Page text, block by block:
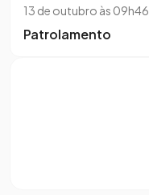
13 de outubro às 09h46
Patrolamento